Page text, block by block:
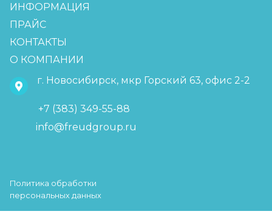
ИНФОРМАЦИЯ
ПРАЙС
КОНТАКТЫ
О КОМПАНИИ
г. Новосибирск, мкр Горский 63, офис 2-2
+7 (383) 349-55-88
info@freudgroup.ru
Политика обработки
персональных данных